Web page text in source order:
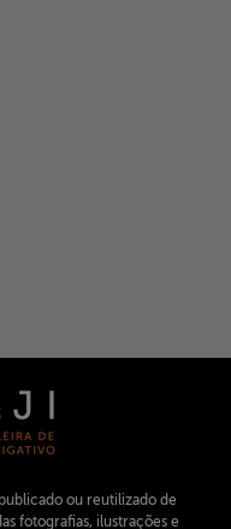
ou reutilizado de
fotografias, ilustrações e